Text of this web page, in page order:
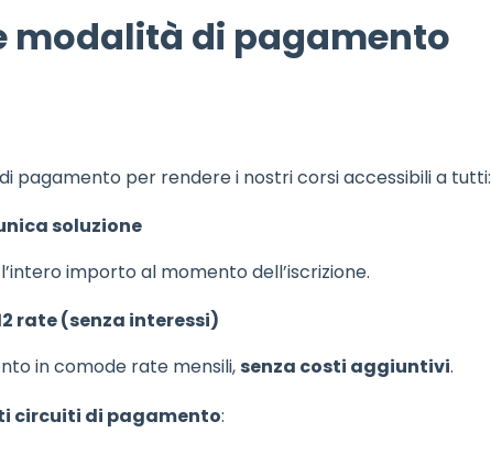
modalità di pagamento
pagamento per rendere i nostri corsi accessibili a tutti:
soluzione
importo al momento dell’iscrizione.
rate (senza interessi)
in comode rate mensili,senza costi aggiuntivi.
circuiti di pagamento: